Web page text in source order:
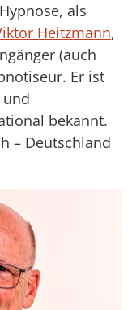
als
Heitzmann,
(auch
Er ist
bekannt.
– Deutschland